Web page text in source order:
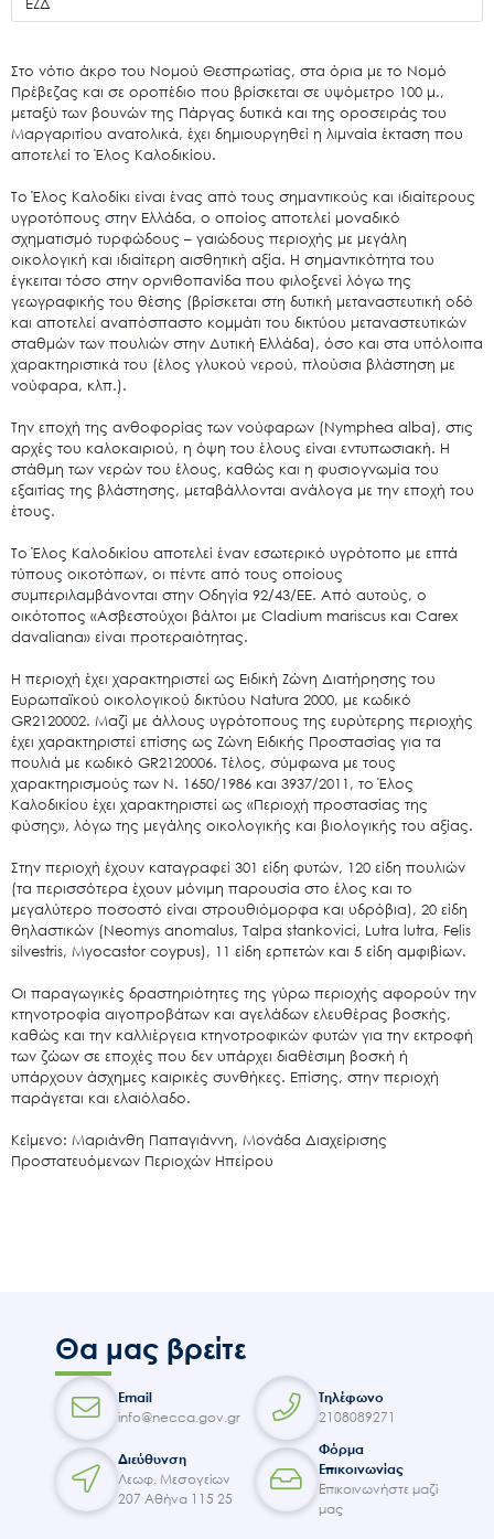
Ο.ΦΥ.ΠΕ.Κ.Α.
Νέα – Δημοσιότητα
Άξονες δράσης
Μ.Δ.Π.Π.
Έργα
Εισιτήρια
Επικοινωνία
Στο νότιο άκρο του Νομού Θεσπρωτίας, στα όρια με το Νομό
Πρέβεζας και σε οροπέδιο που βρίσκεται σε υψόμετρο 100 μ.,
μεταξύ των βουνών της Πάργας δυτικά και της οροσειράς του
Μαργαριτίου ανατολικά, έχει δημιουργηθεί η λιμναία έκταση που
αποτελεί το Έλος Καλοδικίου.
Το Έλος Καλοδίκι είναι ένας από τους σημαντικούς και ιδιαίτερους
υγροτόπους στην Ελλάδα, ο οποίος αποτελεί μοναδικό
σχηματισμό τυρφώδους – γαιώδους περιοχής με μεγάλη
οικολογική και ιδιαίτερη αισθητική αξία. Η σημαντικότητα του
έγκειται τόσο στην ορνιθοπανίδα που φιλοξενεί λόγω της
γεωγραφικής του θέσης (βρίσκεται στη δυτική μεταναστευτική οδό
και αποτελεί αναπόσπαστο κομμάτι του δικτύου μεταναστευτικών
σταθμών των πουλιών στην Δυτική Ελλάδα), όσο και στα υπόλοιπα
χαρακτηριστικά του (έλος γλυκού νερού, πλούσια βλάστηση με
νούφαρα, κλπ.).
Την εποχή της ανθοφορίας των νούφαρων (Nymphea alba), στις
αρχές του καλοκαιριού, η όψη του έλους είναι εντυπωσιακή. Η
στάθμη των νερών του έλους, καθώς και η φυσιογνωμία του
εξαιτίας της βλάστησης, μεταβάλλονται ανάλογα με την εποχή του
έτους.
Το Έλος Καλοδικίου αποτελεί έναν εσωτερικό υγρότοπο με επτά
τύπους οικοτόπων, οι πέντε από τους οποίους
συμπεριλαμβάνονται στην Οδηγία 92/43/ΕΕ. Από αυτούς, ο
οικότοπος «Ασβεστούχοι βάλτοι με Cladium mariscus και Carex
davaliana» είναι προτεραιότητας.
Η περιοχή έχει χαρακτηριστεί ως Ειδική Ζώνη Διατήρησης του
Ευρωπαϊκού οικολογικού δικτύου Natura 2000, με κωδικό
GR2120002. Μαζί με άλλους υγρότοπους της ευρύτερης περιοχής
έχει χαρακτηριστεί επίσης ως Ζώνη Ειδικής Προστασίας για τα
πουλιά με κωδικό GR2120006. Τέλος, σύμφωνα με τους
χαρακτηρισμούς των Ν. 1650/1986 και 3937/2011, το Έλος
Καλοδικίου έχει χαρακτηριστεί ως «Περιοχή προστασίας της
φύσης», λόγω της μεγάλης οικολογικής και βιολογικής του αξίας.
Στην περιοχή έχουν καταγραφεί 301 είδη φυτών, 120 είδη πουλιών
(τα περισσότερα έχουν μόνιμη παρουσία στο έλος και το
μεγαλύτερο ποσοστό είναι στρουθιόμορφα και υδρόβια), 20 είδη
θηλαστικών (Neomys anomalus, Talpa stankovici, Lutra lutra, Felis
silvestris, Myocastor coypus), 11 είδη ερπετών και 5 είδη αμφιβίων.
Οι παραγωγικές δραστηριότητες της γύρω περιοχής αφορούν την
κτηνοτροφία αιγοπροβάτων και αγελάδων ελευθέρας βοσκής,
καθώς και την καλλιέργεια κτηνοτροφικών φυτών για την εκτροφή
των ζώων σε εποχές που δεν υπάρχει διαθέσιμη βοσκή ή
υπάρχουν άσχημες καιρικές συνθήκες. Επίσης, στην περιοχή
παράγεται και ελαιόλαδο.
Κείμενο: Μαριάνθη Παπαγιάννη, Μονάδα Διαχείρισης
Προστατευόμενων Περιοχών Ηπείρου
Θα μας βρείτε
Email
info@necca.gov.gr
Τηλέφωνο
2108089271
Διεύθυνση
Λεωφ. Μεσογείων
207 Αθήνα 115 25
Φόρμα
Επικοινωνίας
Επικοινωνήστε μαζί
μας